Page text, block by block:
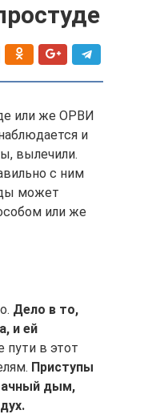
или же ОРВИ
и
вылечили.
с ним
может
или же
Дело в то,
и ей
в этот
Приступы
дым,